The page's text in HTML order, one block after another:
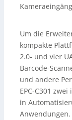
Um die
kompakte
2.0- und vier
Barcode-
und andere
EPC-C301
in